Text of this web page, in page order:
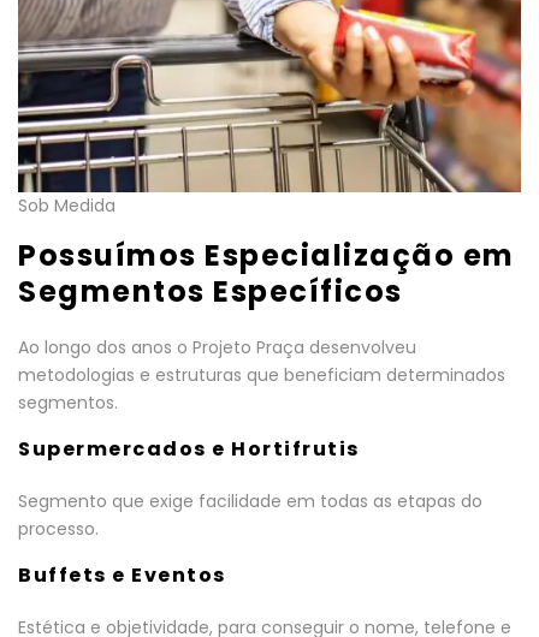
Sob Medida
Possuímos Especialização em
Segmentos Específicos
Ao longo dos anos o Projeto Praça desenvolveu
metodologias e estruturas que beneficiam determinados
segmentos.
Supermercados e Hortifrutis
Segmento que exige facilidade em todas as etapas do
processo.
Buffets e Eventos
Estética e objetividade, para conseguir o nome, telefone e